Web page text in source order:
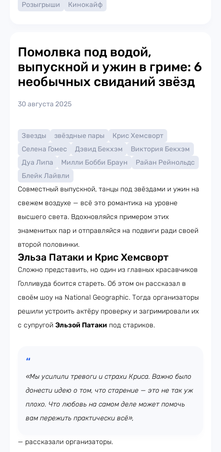
Розыгрыши Кинокайф
Помолвка под водой,
выпускной и ужин в гриме: 6
необычных свиданий звёзд
30 августа 2025
Звезды звёздные пары
Крис Хемсворт
Селена Гомес
Дэвид Бекхэм
Виктория Бекхэм
Дуа Липа
Милли Бобби Браун
Райан Рейнольдс
Блейк Лайвли
Совместный выпускной, танцы под звёздами и ужин на
свежем воздухе — всё это романтика на уровне
высшего света. Вдохновляйся примером этих
знаменитых пар и отправляйся на подвиги ради своей
второй половинки.
Эльза Патаки и Крис Хемсворт
Сложно представить, но один из главных красавчиков
Голливуда боится стареть. Об этом он рассказал в
своём шоу на National Geographic. Тогда организаторы
решили устроить актёру проверку и загримировали их
с супругой Эльзой Патаки под стариков.
«Мы усилили тревоги и страхи Криса. Важно было
донести идею о том, что старение — это не так уж
плохо. Что любовь на самом деле может помочь
вам пережить практически всё»,
— рассказали организаторы.